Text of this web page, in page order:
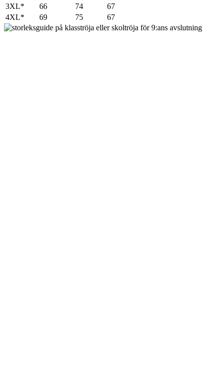
3XL*
66 74
67
4XL*
69 75 67